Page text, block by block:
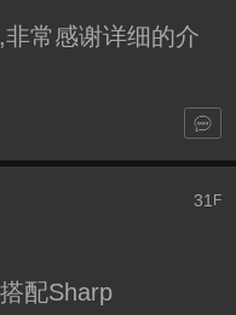
常感谢详细的介
31 F
配Sharp